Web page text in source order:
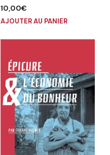
10,00€
AJOUTER AU PANIER